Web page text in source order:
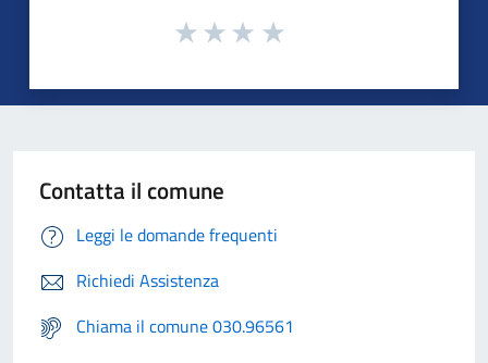
Contatta il comune
Leggi le domande frequenti
Richiedi Assistenza
Chiama il comune 030.96561